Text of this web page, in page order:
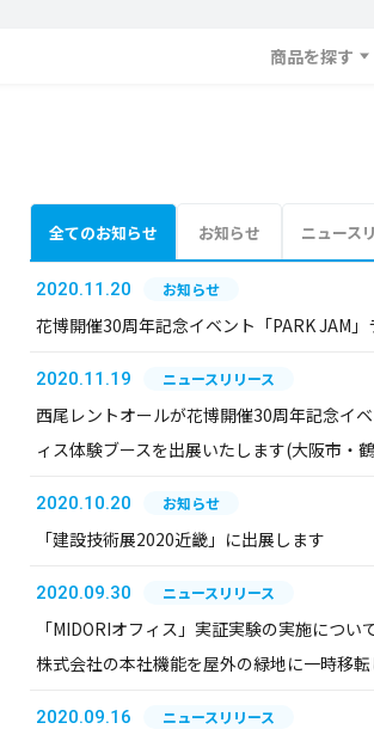
商品を探す
全てのお知らせ お知らせ ニュース
2020.11.20 お知らせ
花博開催30周年記念イベント「PARK JAM
2020.11.19 ニュースリリース
西尾レントオールが花博開催30周年記念イ
ィス体験ブースを出展いたします(大阪市・
2020.10.20 お知らせ
「建設技術展2020近畿」に出展します
2020.09.30 ニュースリリース
「MIDORIオフィス」実証実験の実施につ
株式会社の本社機能を屋外の緑地に一時移転
2020.09.16 ニュースリリース